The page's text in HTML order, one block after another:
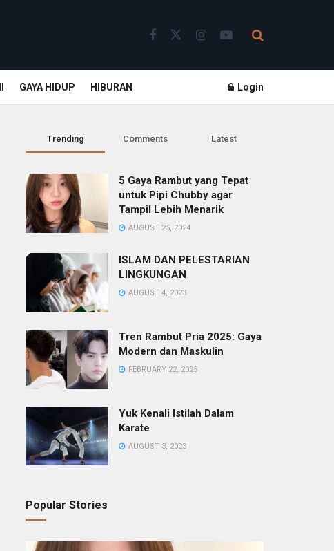
GAYA HIDUP HIBURAN Login
Trending Comments Latest
5 Gaya Rambut yang Tepat
untuk Pipi Chubby agar
Tampil Lebih Menarik
AUGUST 25, 2024
ISLAM DAN PELESTARIAN
LINGKUNGAN
AUGUST 4, 2023
Tren Rambut Pria 2025: Gaya
Modern dan Maskulin
FEBRUARY 22, 2025
Yuk Kenali Istilah Dalam
Karate
AUGUST 3, 2023
Popular Stories